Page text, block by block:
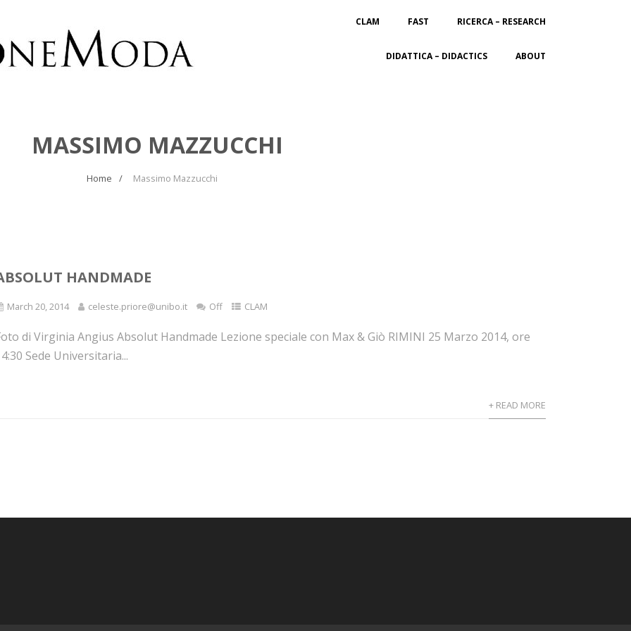
CLAM FAST RICERCA – RESEARCH
DIDATTICA – DIDACTICS ABOUT
MASSIMO MAZZUCCHI
Home Massimo Mazzucchi
HANDMADE
March 20, 2014 celeste.priore@unibo.it Off CLAM
di Virginia Angius Absolut Handmade Lezione speciale con Max & Giò RIMINI 25 Marzo 2014, ore
Sede Universitaria...
+ READ MORE